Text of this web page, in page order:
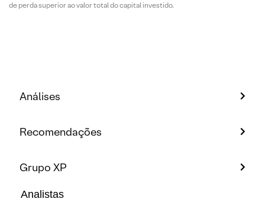
de perda superior ao valor total do capital investido.
Análises
Recomendações
Grupo XP
Analistas